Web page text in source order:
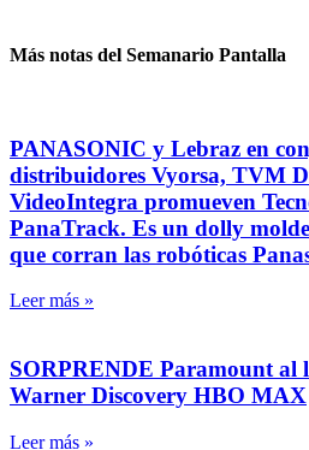
Más notas del Semanario Pantalla
PANASONIC y Lebraz en
distribuidores Vyorsa, TVM
VideoIntegra promueven
PanaTrack. Es un dolly
que corran las robóticas
Leer más »
SORPRENDE Paramount al
Warner Discovery HBO MAX
Leer más »